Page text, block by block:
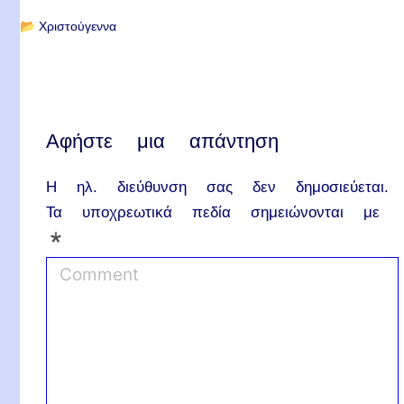
📂 Χριστούγεννα
Αφήστε μια απάντηση
Η ηλ. διεύθυνση σας δεν δημοσιεύεται.
Τα υποχρεωτικά πεδία σημειώνονται με
*